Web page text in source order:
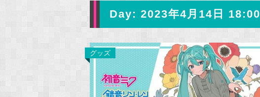
Day: 2023年4月14日 18:00
グッズ